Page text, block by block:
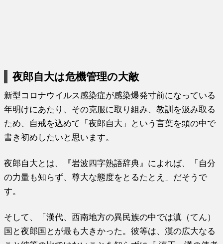
夜郎自大は危機管理の大敵
新型コロナウイルス感染症が感染爆発寸前になっている
年明けにあたり、その克服に取り組み、教訓を汲み取る
ため、自戒を込めて「夜郎自大」という言葉を頭の中で
書き初めしたいと思います。
夜郎自大とは、『岩波四字熟語辞典』によれば、「自分
の力量も知らず、尊大な態度をとるたとえ」だそうで
す。
そして、「漢代、西南地方の異民族の中では滇（てん）
国と夜郎国とが最も大きかった。彼等は、漢の広大なる